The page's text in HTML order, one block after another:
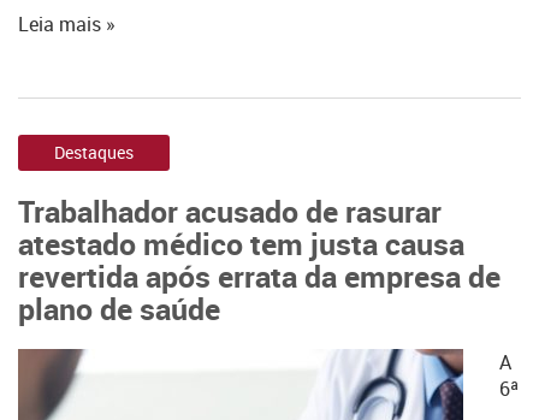
Leia mais »
Destaques
Trabalhador acusado de rasurar
atestado médico tem justa causa
revertida após errata da empresa de
plano de saúde
A
6ª